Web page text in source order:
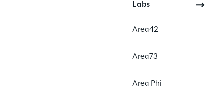
Labs
Area42
Area73
Area Phi